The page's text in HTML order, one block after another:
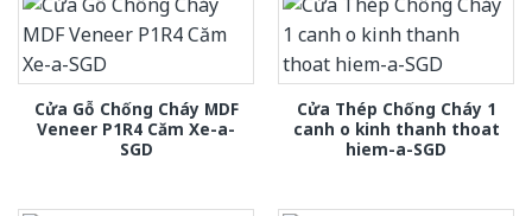
Cửa Gỗ Chống Cháy MDF
Veneer P1R4 Căm Xe-a-
SGD
Cửa Thép Chống Cháy 1
canh o kinh thanh thoat
hiem-a-SGD